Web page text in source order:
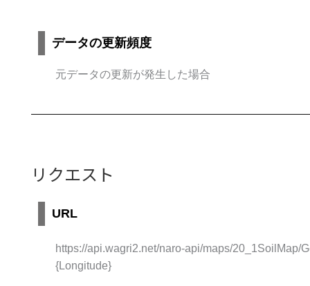
データの更新頻度
元データの更新が発生した場合
リクエスト
URL
https://api.wagri2.net/naro-api/maps/20_1SoilMap/
{Longitude}